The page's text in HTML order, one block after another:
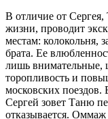
В отличие от Сергея,
жизни, проводит
местам: колокольня,
брата. Ее
лишь внимательные,
торопливость и
московских поездов.
Сергей зовет Таню
отказывается.